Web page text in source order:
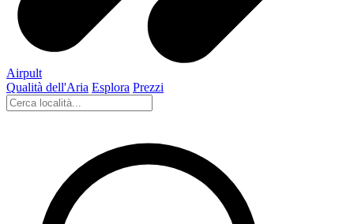
Airpult
Qualità dell'Aria Esplora Prezzi